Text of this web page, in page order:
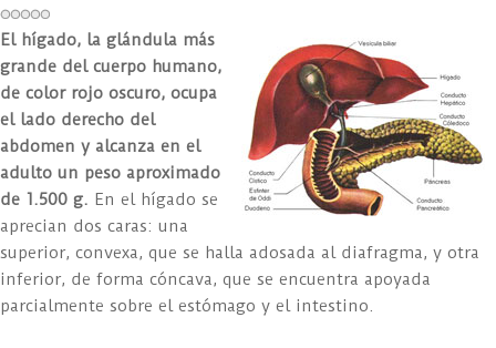
El hígado, la glándula más
grande del cuerpo humano,
de color rojo oscuro, ocupa
el lado derecho del
abdomen y alcanza en el
adulto un peso aproximado
de 1.500 g. En el hígado se
aprecian dos caras: una
superior, convexa, que se halla adosada al diafragma, y otra
inferior, de forma cóncava, que se encuentra apoyada
parcialmente sobre el estómago y el intestino.